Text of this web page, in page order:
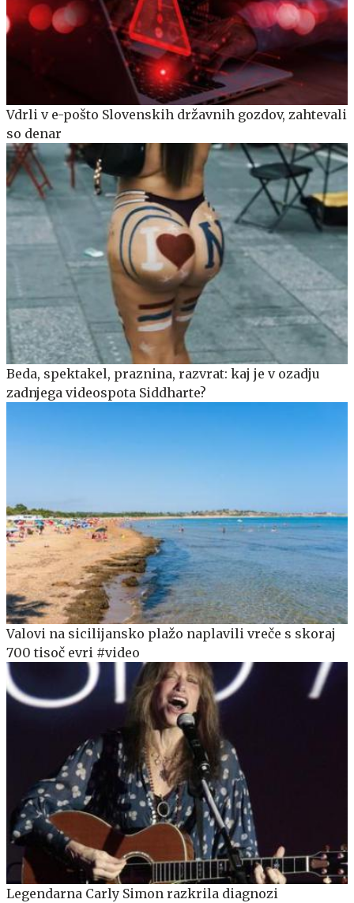
Vdrli v e-pošto Slovenskih državnih gozdov, zahtevali
so denar
Beda, spektakel, praznina, razvrat: kaj je v ozadju
zadnjega videospota Siddharte?
Valovi na sicilijansko plažo naplavili vreče s skoraj
700 tisoč evri #video
Legendarna Carly Simon razkrila diagnozi